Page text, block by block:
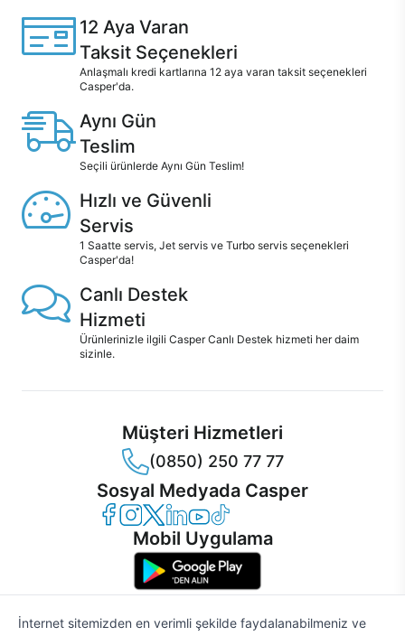
12 Aya Varan
Taksit Seçenekleri
Anlaşmalı kredi kartlarına 12 aya varan taksit seçenekleri
Casper'da.
Aynı Gün
Teslim
Seçili ürünlerde Aynı Gün Teslim!
Hızlı ve Güvenli
Servis
1 Saatte servis, Jet servis ve Turbo servis seçenekleri
Casper'da!
Canlı Destek
Hizmeti
Ürünlerinizle ilgili Casper Canlı Destek hizmeti her daim
sizinle.
Müşteri Hizmetleri
(0850) 250 77 77
Sosyal Medyada Casper
Casper Facebook
Casper Instagram
Casper Twitter
Casper LinkedIn
Casper YouTube
Casper TikTok
Mobil Uygulama
İnternet sitemizden en verimli şekilde faydalanabilmeniz ve